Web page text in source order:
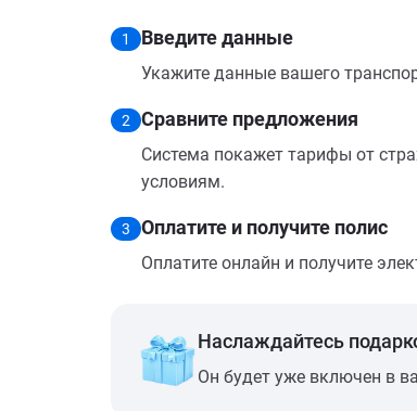
1 Введите данные
Укажите данные вашего
2 Сравните предложения
Система покажет тарифы от
условиям.
3 Оплатите и получите полис
Оплатите онлайн и получите
Наслаждайтесь
Он будет уже включен в